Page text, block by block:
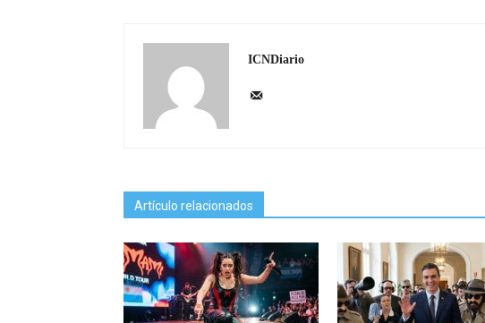
ICNDiario
Artículo relacionados